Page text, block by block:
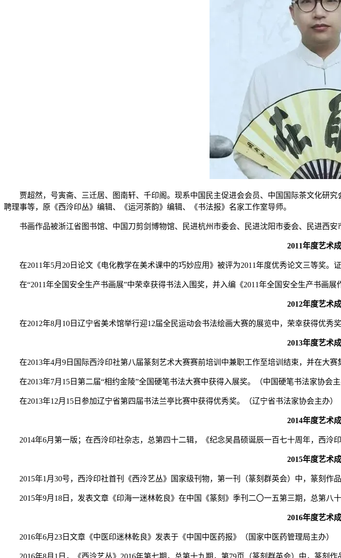
贾超然，号寅斋、三迁居、图南轩、千印阁。现系中国民主促进会会员、中国国际茶文化研
聘理事等，原《西泠印丛》编辑、《运河茶韵》编辑、《书法报》名家工作室导师。
书画作品被浙江省图书馆、中国刀剪剑博物馆、民进杭州市委会、民进沈阳市委会、民进西安
2011年度艺术
在2011年5月20日论文《电化教学在美术课中的巧妙应用》被评为2011年度优秀论文三等奖。
在“2011年全国安全生产书画展”中荣幸获得书法入围奖，并入编《2011年全国安全生产书画展
2012年度艺术
在2012年8月10日辽宁省美术馆举行迎12届全民运动会书法绘画大赛的展览中，荣幸获得优秀
2013年度艺术
在2013年4月9日国际西泠印社第八届篆刻艺术大赛赛前培训中兼职工作至培训结束，并在大
在2013年7月15日第二届“相约金陵”全国硬笔书法大赛中获得入展奖。（中国硬笔书法家协会主
在2013年12月15日参加辽宁省第四届书法兰亭比赛中获得优秀奖。（辽宁省书法家协会主办）
2014年度艺术
2014年6月第一版；在西泠印社杂志，总第四十二辑，《纪念吴昌硕诞辰一百七十周年，西泠
2015年度艺术
2015年1月30号，西泠印社首刊《西泠艺丛》国家级刊物，第一刊（篆刻群英会）中，篆刻作品
2015年9月18日，发表文章《印海一迷林乾良》在中国《篆刻》季刊二〇一五第三期，总第八十
2016年度艺术
2016年6月23日文章《中医印迷林乾良》发表于《中国中医药报》（国家中医药管理局主办）
2016年8月1日，《西泠艺丛》2016年第七期，总第十九期，第79页（篆刻群英会）中，篆刻作